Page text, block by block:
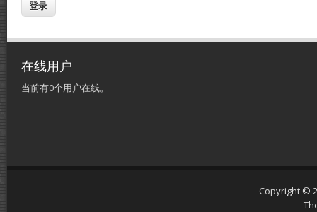
在线用户
当前有0个用户在线。
Copyright ©